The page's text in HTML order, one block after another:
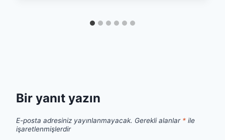
Bir yanıt yazın
E-posta adresiniz yayınlanmayacak. Gerekli alanlar * ile
işaretlenmişlerdir